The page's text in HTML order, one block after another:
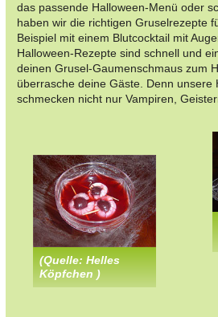
das passende Halloween-Menü oder
haben wir die richtigen Gruselrezepte
Beispiel mit einem Blutcocktail mit
Halloween-Rezepte sind schnell und
deinen Grusel-Gaumenschmaus zum
überrasche deine Gäste. Denn unsere
schmecken nicht nur Vampiren,
(Quelle: Helles
Köpfchen )